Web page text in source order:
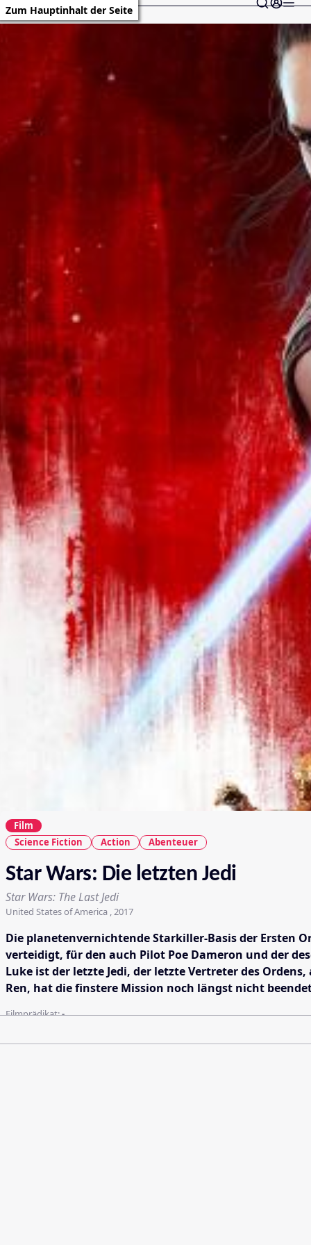
Zum Hauptinhalt der Seite
Film
Science Fiction
Action Abenteuer
Star Wars: Die letzten Jedi
Star Wars: The Last Jedi
United States of America , 2017
Die planetenvernichtende Starkiller-Basis der Ersten
verteidigt, für den auch Pilot Poe Dameron und der
Luke ist der letzte Jedi, der letzte Vertreter des
Ren, hat die finstere Mission noch längst nicht
Filmprädikat:-